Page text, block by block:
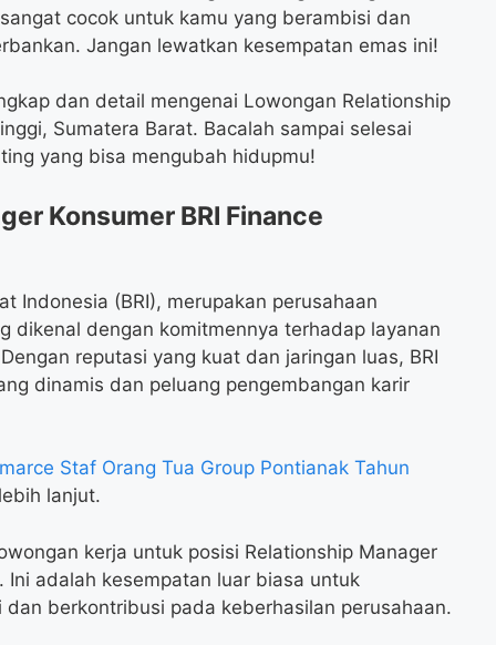
cocok untuk kamu yang berambisi dan
Jangan lewatkan kesempatan emas ini!
dan detail mengenai Lowongan Relationship
Sumatera Barat. Bacalah sampai selesai
yang bisa mengubah hidupmu!
Konsumer BRI Finance
Indonesia (BRI), merupakan perusahaan
dikenal dengan komitmennya terhadap layanan
reputasi yang kuat dan jaringan luas, BRI
dinamis dan peluang pengembangan karir
Staf Orang Tua Group Pontianak Tahun
lanjut.
kerja untuk posisi Relationship Manager
adalah kesempatan luar biasa untuk
berkontribusi pada keberhasilan perusahaan.